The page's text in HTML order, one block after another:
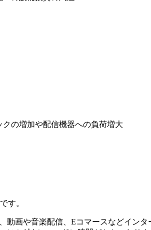
の増加や配信機器への負荷増大
す。
画や音楽配信、Eコマースなどイン